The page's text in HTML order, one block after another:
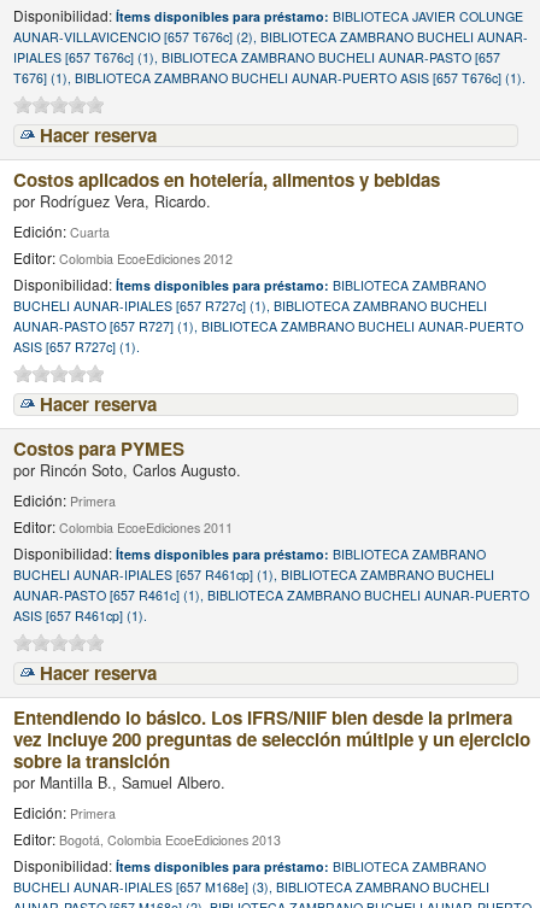
Disponibilidad:Ítems disponibles para préstamo:BIBLIOTECA JAVIER COLUNGE
AUNAR-VILLAVICENCIO [657 T676c] (2), BIBLIOTECA ZAMBRANO BUCHELI AUNAR-
IPIALES [657 T676c] (1), BIBLIOTECA ZAMBRANO BUCHELI AUNAR-PASTO [657
T676] (1), BIBLIOTECA ZAMBRANO BUCHELI AUNAR-PUERTO ASIS [657 T676c] (1).
Hacer reserva
Costos aplicados en hotelería, alimentos y bebidas
por Rodríguez Vera, Ricardo.
Edición:Cuarta
Editor:Colombia EcoeEdiciones 2012
Disponibilidad:Ítems disponibles para préstamo:BIBLIOTECA ZAMBRANO
BUCHELI AUNAR-IPIALES [657 R727c] (1), BIBLIOTECA ZAMBRANO BUCHELI
AUNAR-PASTO [657 R727] (1), BIBLIOTECA ZAMBRANO BUCHELI AUNAR-PUERTO
ASIS [657 R727c] (1).
Hacer reserva
Costos para PYMES
por Rincón Soto, Carlos Augusto.
Edición: Primera
Editor:Colombia EcoeEdiciones 2011
Disponibilidad:Ítems disponibles para préstamo:BIBLIOTECA ZAMBRANO
BUCHELI AUNAR-IPIALES [657 R461cp] (1), BIBLIOTECA ZAMBRANO BUCHELI
AUNAR-PASTO [657 R461c] (1), BIBLIOTECA ZAMBRANO BUCHELI AUNAR-PUERTO
ASIS [657 R461cp] (1).
Hacer reserva
Entendiendo lo básico. Los IFRS/NIIF bien desde la primera
vez Incluye 200 preguntas de selección múltiple y un ejercicio
sobre la transición
por Mantilla B., Samuel Albero.
Edición: Primera
Editor: Bogotá, Colombia EcoeEdiciones 2013
Disponibilidad:Ítems disponibles para préstamo:BIBLIOTECA ZAMBRANO
BUCHELI AUNAR-IPIALES [657 M168e] (3), BIBLIOTECA ZAMBRANO BUCHELI